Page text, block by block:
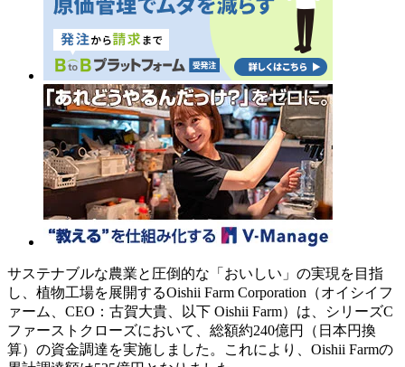
サステナブルな農業と圧倒的な「おいしい」の実現を目指
し、植物工場を展開するOishii Farm Corporation（オイシイフ
ァーム、CEO：古賀大貴、以下 Oishii Farm）は、シリーズC
ファーストクローズにおいて、総額約240億円（日本円換
算）の資金調達を実施しました。これにより、Oishii Farmの